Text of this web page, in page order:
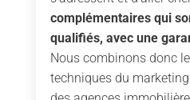
complémentaires qui
qualifiés, avec une
Nous combinons donc
techniques du